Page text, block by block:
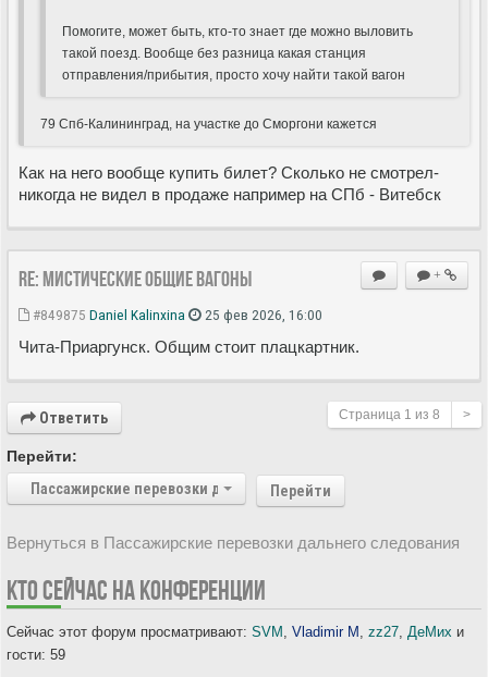
Помогите, может быть, кто-то знает где можно выловить
такой поезд. Вообще без разница какая станция
отправления/прибытия, просто хочу найти такой вагон
79 Спб-Калининград, на участке до Сморгони кажется
Как на него вообще купить билет? Сколько не смотрел-
никогда не видел в продаже например на СПб - Витебск
+
Re: Мистические ОБЩИЕ вагоны
#849875 Daniel Kalinxina 25 фев 2026, 16:00
Чита-Приаргунск. Общим стоит плацкартник.
Ответить Страница 1 из 8 >
Перейти:
Пассажирские перевозки дальнего следования
Перейти
Вернуться в Пассажирские перевозки дальнего следования
КТО СЕЙЧАС НА КОНФЕРЕНЦИИ
Сейчас этот форум просматривают: SVM Vladimir M zz27 ДеМих и
гости: 59